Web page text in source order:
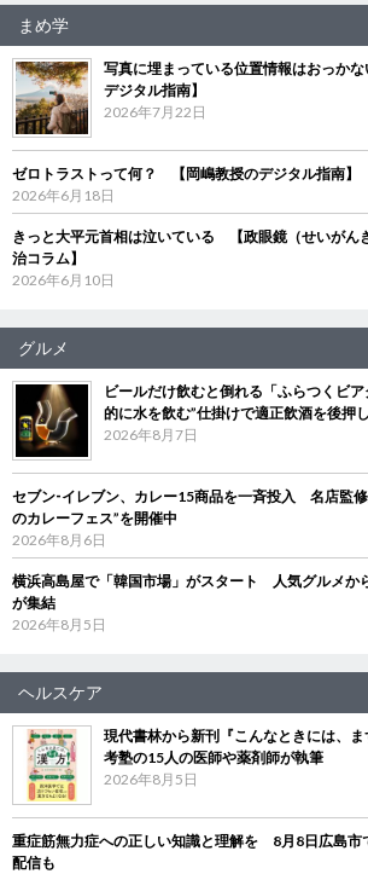
まめ学
写真に埋まっている位置情報はおっか
デジタル指南】
2026年7月22日
ゼロトラストって何？ 【岡嶋教授のデジタル指南】
2026年6月18日
きっと大平元首相は泣いている 【政眼鏡（せいがん
治コラム】
2026年6月10日
グルメ
ビールだけ飲むと倒れる「ふらつくビ
的に水を飲む”仕掛けで適正飲酒を後押し
2026年8月7日
セブン‐イレブン、カレー15商品を一斉投入 名店監
のカレーフェス”を開催中
2026年8月6日
横浜高島屋で「韓国市場」がスタート 人気グルメか
が集結
2026年8月5日
ヘルスケア
現代書林から新刊『こんなときには、
考塾の15人の医師や薬剤師が執筆
2026年8月5日
重症筋無力症への正しい知識と理解を 8月8日広島市
配信も